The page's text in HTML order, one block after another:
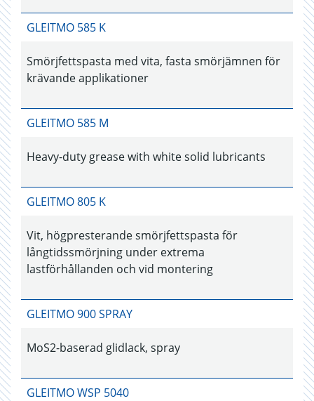
GLEITMO 585 K
Smörjfettspasta med vita, fasta smörjämnen för
krävande applikationer
GLEITMO 585 M
Heavy-duty grease with white solid lubricants
GLEITMO 805 K
Vit, högpresterande smörjfettspasta för
långtidssmörjning under extrema
lastförhållanden och vid montering
GLEITMO 900 SPRAY
MoS2-baserad glidlack, spray
GLEITMO WSP 5040